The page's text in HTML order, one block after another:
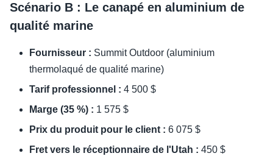
Scénario B : Le canapé en aluminium de
qualité marine
Fournisseur : Summit Outdoor (aluminium
thermolaqué de qualité marine)
Tarif professionnel : 4 500 $
Marge (35 %) : 1 575 $
Prix du produit pour le client : 6 075 $
Fret vers le réceptionnaire de l'Utah : 450 $